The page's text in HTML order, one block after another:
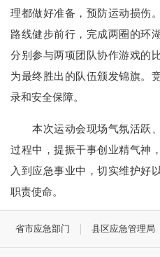
理都做好准备，预防运动损伤
路线健步前行，完成两圈的环
分别参与两项团队协作游戏的
为最终胜出的队伍颁发锦旗。
录和安全保障。
本次运动会现场气氛活跃、
过程中，提振干事创业精气神
入到应急事业中，切实维护好
职责使命。
省市应急部门 县区应急管理局